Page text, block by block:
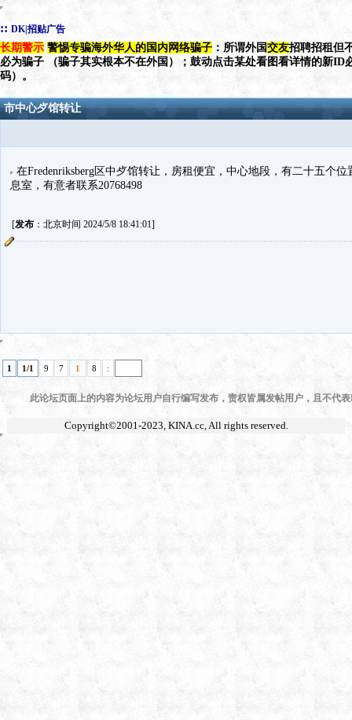
:: DK|招贴广告
长期警示 警惕专骗海外华人的国内网络骗子 ：所谓外国交友招聘招租但
必为骗子 （骗子其实根本不在外国）；鼓动点击某处看图看详情的新ID
码）。
市中心歺馆转让
在Fredenriksberg区中歺馆转让，房租便宜，中心地段，有二十五个
息室，有意者联系20768498
[发布：北京时间 2024/5/8 18:41:01]
1 1/1 9 7 1 8 :
此论坛页面上的内容为论坛用户自行编写发布，责权皆属发帖用户，且不代
Copyright©2001-2023, KINA.cc, All rights reserved.